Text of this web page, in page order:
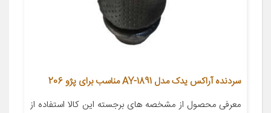
سردنده آراکس یدک مدل AY-1891 مناسب برای پژو 206
معرفی محصول از مشخصه های برجسته این کالا استفاده از